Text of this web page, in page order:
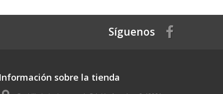
Síguenos
Información sobre la tienda